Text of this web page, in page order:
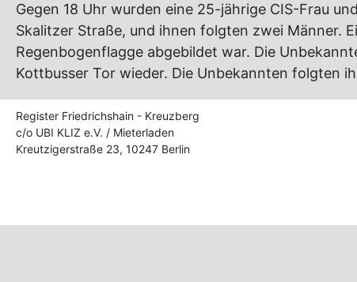
Gegen 18 Uhr wurden eine 25-jährige CIS-Frau
Skalitzer Straße, und ihnen folgten zwei Männer.
Regenbogenflagge abgebildet war. Die
Kottbusser Tor wieder. Die Unbekannten folgten
Register Friedrichshain - Kreuzberg
c/o UBI KLIZ e.V. / Mieterladen
Kreutzigerstraße 23, 10247 Berlin